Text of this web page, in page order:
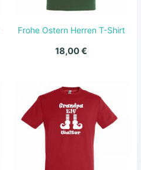
Frohe Ostern Herren T-Shirt
18,00€